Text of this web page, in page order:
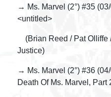
→ Ms. Marvel (2°) #35
<untitled>
(Brian Reed / Pat Olliffe
Justice)
→ Ms. Marvel (2°) #36
Death Of Ms. Marvel, Part